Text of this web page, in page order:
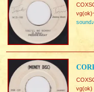
sound♪
vg(ok)